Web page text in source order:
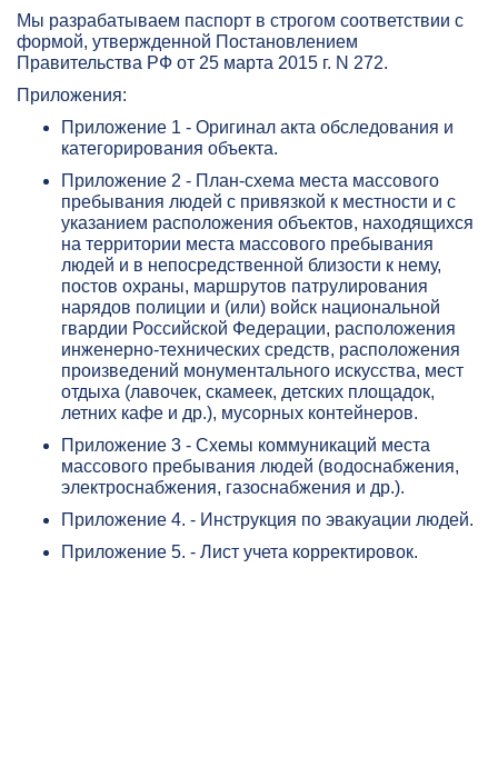
Мы разрабатываем паспорт в строгом соответствии с
формой, утвержденной Постановлением
Правительства РФ от 25 марта 2015 г. N 272.
Приложения:
Приложение 1 - Оригинал акта обследования и
категорирования объекта.
Приложение 2 - План-схема места массового
пребывания людей с привязкой к местности и с
указанием расположения объектов, находящихся
на территории места массового пребывания
людей и в непосредственной близости к нему,
постов охраны, маршрутов патрулирования
нарядов полиции и (или) войск национальной
гвардии Российской Федерации, расположения
инженерно-технических средств, расположения
произведений монументального искусства, мест
отдыха (лавочек, скамеек, детских площадок,
летних кафе и др.), мусорных контейнеров.
Приложение 3 - Схемы коммуникаций места
массового пребывания людей (водоснабжения,
электроснабжения, газоснабжения и др.).
Приложение 4. - Инструкция по эвакуации людей.
Приложение 5. - Лист учета корректировок.